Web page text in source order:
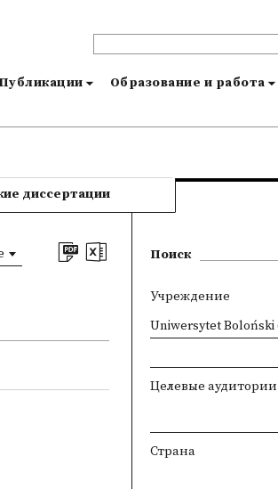
Публикации Образование и работа
диссертации
Поиск
Учреждение
Uniwersytet Boloński (Alma
Целевые аудитории
Страна